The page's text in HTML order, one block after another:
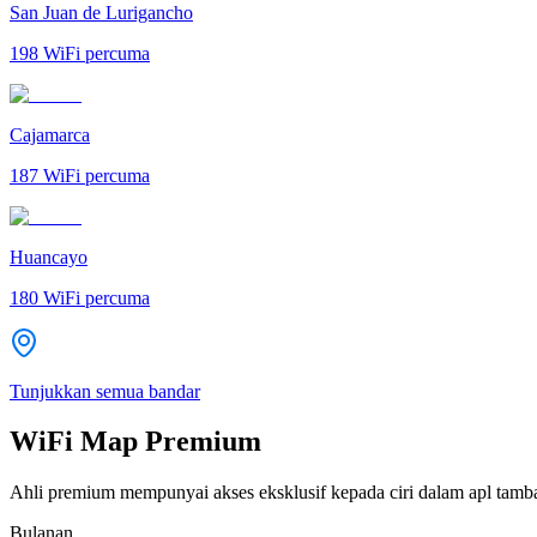
San Juan de Lurigancho
198 WiFi percuma
Cajamarca
187 WiFi percuma
Huancayo
180 WiFi percuma
Tunjukkan semua bandar
WiFi Map Premium
Ahli premium mempunyai akses eksklusif kepada ciri dalam apl